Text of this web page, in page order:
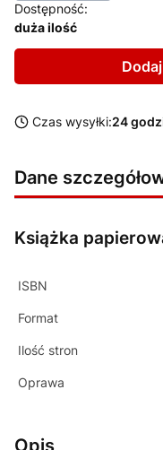
Dostępność:
duża ilość
Czas wysyłki:24
Dane
Książka
ISBN
Format
Ilość stron
Oprawa
Opis